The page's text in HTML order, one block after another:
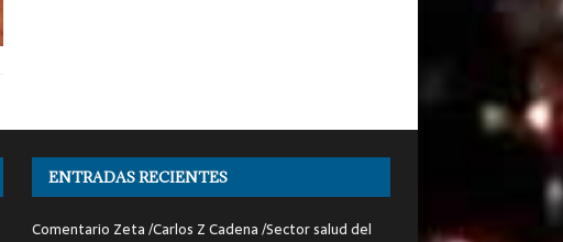
ENTRADAS RECIENTES
Comentario Zeta /Carlos Z Cadena /Sector salud del